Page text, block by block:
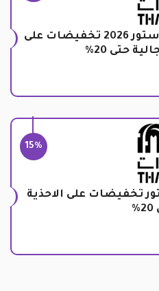
كود خصم ذات كونسبت ستور 2026 تخفيضات على
حتى 20%
15%
تخفيضات على الاحذية